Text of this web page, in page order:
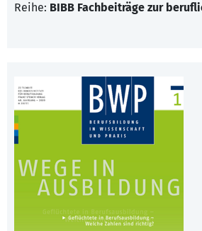
Reihe: BIBB Fachbeiträge zur